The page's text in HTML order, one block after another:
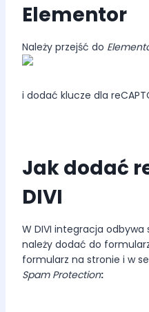
Elementor
Należy przejść do
i dodać klucze dla
Jak dodać
DIVI
W DIVI integracja
należy dodać do
formularz na stronie i w
Spam Protection: